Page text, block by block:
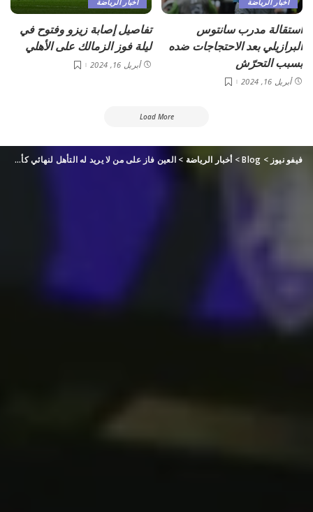
استقالة مدرب سانتوس
البرازيلي بعد الاحتجاجات ضده
بسبب التحرّش
أبريل 16, 2024
تفاصيل إصابة زيزو وفتوح في
ليلة فوز الزمالك على الأهلي
أبريل 16, 2024
Load More
فيفو نيوز >
Blog
> أخبار الرياضة > العين فاز على من لا يريد له التأهل لنهائي كأس الرابطة